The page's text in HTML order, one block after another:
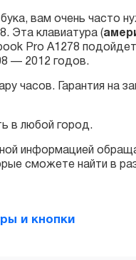
Заказать
вам очень часто
Эта клавиатура (
Pro A1278
— 2012 годов.
часов. Гарантия на
в любой город.
информацией
сможете найти в
и кнопки